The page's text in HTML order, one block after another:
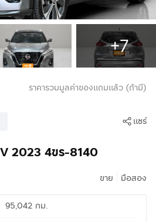
+7
ราคารวมมูลค่าของแถมแล้ว (ถ้ามี)
แชร์
2023 4ขร-8140
ขาย มือสอง
95,042 กม.